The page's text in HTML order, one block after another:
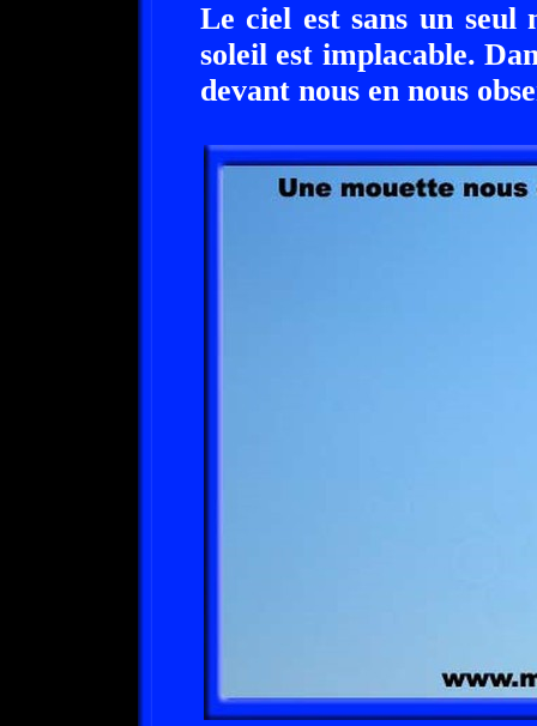
Le ciel est sans un seul
soleil est implacable.
devant nous en nous